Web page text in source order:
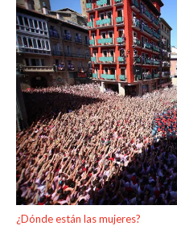
¿Dónde están las mujeres?